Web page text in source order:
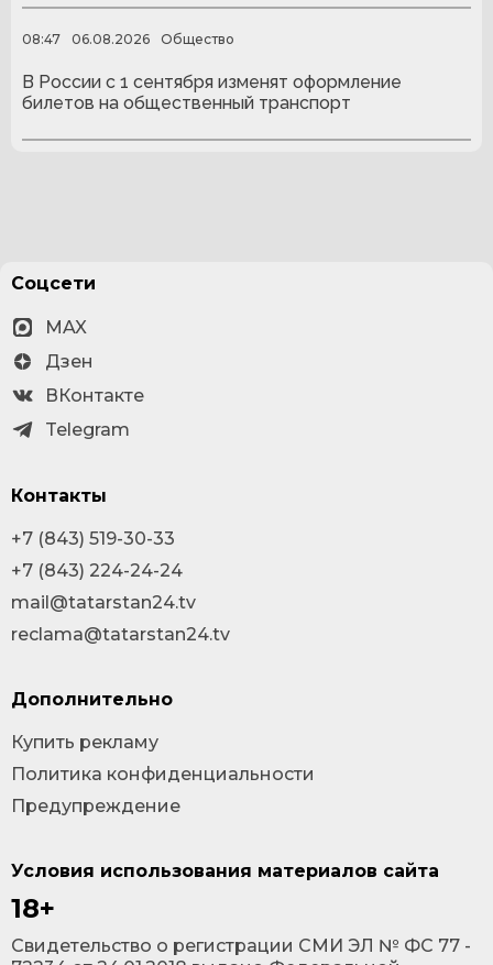
08:47 06.08.2026 Общество
В России с 1 сентября изменят оформление
билетов на общественный транспорт
Условия использования материалов сайта
18+
Cвидетельство о регистрации СМИ ЭЛ № ФС 77 -
Соцсети
MAX
Дзен
ВКонтакте
Telegram
Контакты
+7 (843) 519-30-33
+7 (843) 224-24-24
mail@tatarstan24.tv
reclama@tatarstan24.tv
Дополнительно
Купить рекламу
Политика конфиденциальности
Предупреждение